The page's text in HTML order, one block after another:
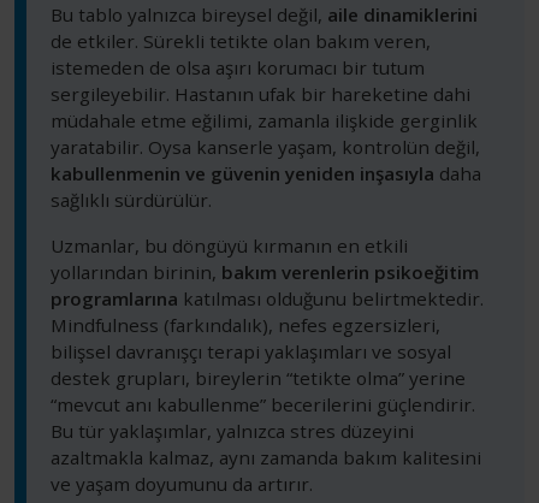
Bu tablo yalnızca bireysel değil, aile dinamiklerini
de etkiler. Sürekli tetikte olan bakım veren,
istemeden de olsa aşırı korumacı bir tutum
sergileyebilir. Hastanın ufak bir hareketine dahi
müdahale etme eğilimi, zamanla ilişkide gerginlik
yaratabilir. Oysa kanserle yaşam, kontrolün değil,
kabullenmenin ve güvenin yeniden inşasıyla daha
sağlıklı sürdürülür.
Uzmanlar, bu döngüyü kırmanın en etkili
yollarından birinin, bakım verenlerin psikoeğitim
programlarına katılması olduğunu belirtmektedir.
Mindfulness (farkındalık), nefes egzersizleri,
bilişsel davranışçı terapi yaklaşımları ve sosyal
destek grupları, bireylerin “tetikte olma” yerine
“mevcut anı kabullenme” becerilerini güçlendirir.
Bu tür yaklaşımlar, yalnızca stres düzeyini
azaltmakla kalmaz, aynı zamanda bakım kalitesini
ve yaşam doyumunu da artırır.